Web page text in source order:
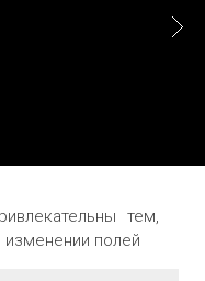
тем,
изменении полей